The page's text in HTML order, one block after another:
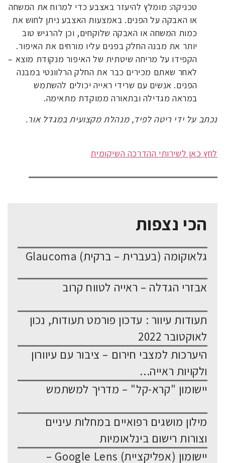
טכניקה: מומלץ להיעזר באצבע כדי למרוח את המשחה
או האבקה על הפנים. באמצעות האצבע ניתן לחוש את
כמות המשחה או האבקה שלוקחים, וכן להרגיש טוב
יותר את מבנה החלק בפנים עליו מורחים את האיפור.
הקפידו על מריחה שיטתית של האיפור מנקודת מוצא –
לאחר שאתם מכירים כבר את החלק הרלוונטי במבנה
הפנים. אנשים עם שרידי ראייה יכולים להשתמש
במראה מגדילה ובתאורה ממוקדת מתאימה.
נכתב על ידי ריטה לפיד, מנהלת מקצועית במגדל אור.
לחץ כאן לשירותי ההדרכה השיקומית
הכי נצפות
גלאוקומה (בעברית – ברקית) Glaucoma
אבזרי הגדלה – ראייה לטווח קרוב
תעודות עיוור : עדכון פורמט תעודות, נכון
לאוקטובר 2022
היערכות למצבי חירום – ציבור עם עיוורון
ולקויות ראייה...
יישומון "קרא-קל" – מדריך למשתמש
מילון מושגים רפואיים במחלות עיניים
וצורות רישום בינלאומיות
יישומון (אפליקציית) Google Lens –